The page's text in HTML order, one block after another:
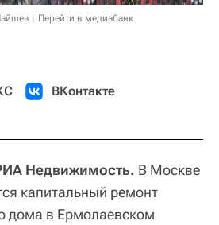
Перейти в медиабанк
ВКонтакте
Недвижимость. В Москве
капитальный ремонт
дома в Ермолаевском